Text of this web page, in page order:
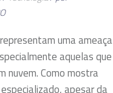
uma ameaça
aquelas que
nuvem. Como mostra
apesar da